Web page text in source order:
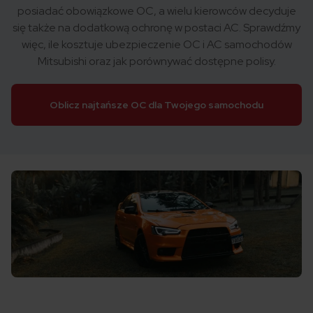
posiadać obowiązkowe OC, a wielu kierowców decyduje
się także na dodatkową ochronę w postaci AC. Sprawdźmy
więc, ile kosztuje ubezpieczenie OC i AC samochodów
Mitsubishi oraz jak porównywać dostępne polisy.
Oblicz najtańsze OC dla Twojego samochodu